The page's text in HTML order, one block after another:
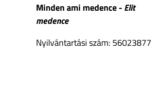
Minden ami medence -Elit
medence
Nyilvántartási szám: 56023877